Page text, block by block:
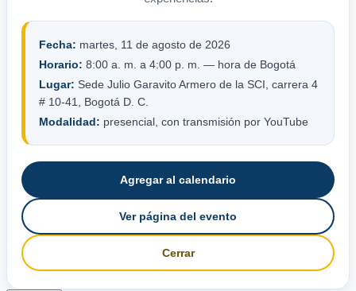
Fecha: martes, 11 de agosto de 2026
Horario: 8:00 a. m. a 4:00 p. m. — hora de Bogotá
Lugar: Sede Julio Garavito Armero de la SCI, carrera 4
# 10-41, Bogotá D. C.
Modalidad: presencial, con transmisión por YouTube
Agregar al calendario
Ver página del evento
Cerrar